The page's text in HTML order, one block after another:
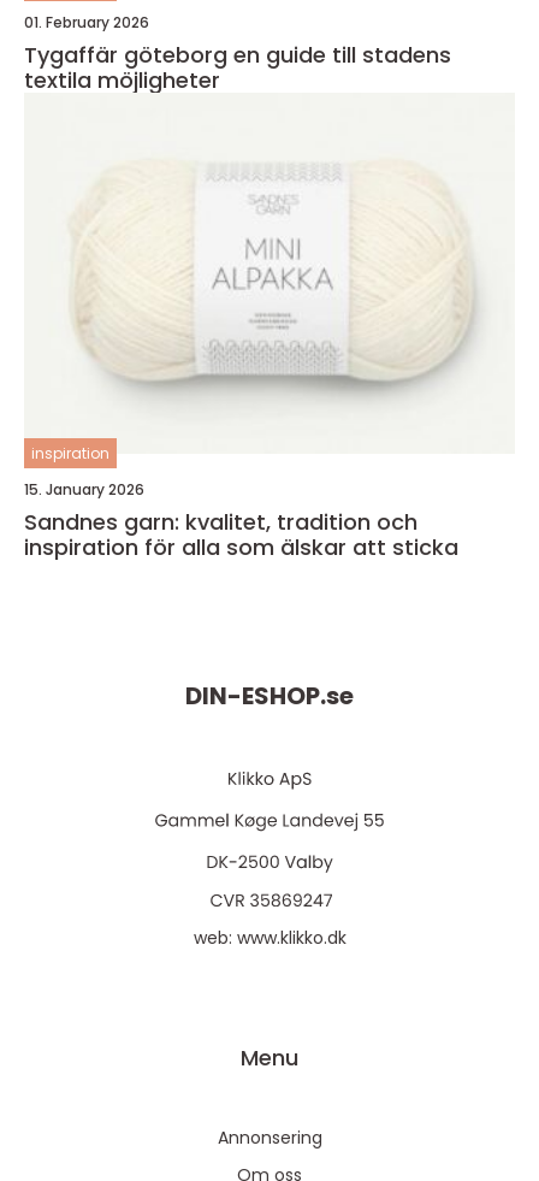
01. February 2026
Tygaffär göteborg en guide till stadens
textila möjligheter
inspiration
15. January 2026
Sandnes garn: kvalitet, tradition och
inspiration för alla som älskar att sticka
DIN-ESHOP.se
web: www.klikko.dk
Menu
Annonsering
Om oss